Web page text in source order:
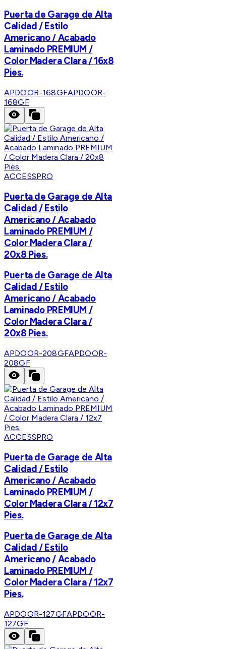
Puerta de Garage de Alta
Calidad / Estilo
Americano / Acabado
Laminado PREMIUM /
Color Madera Clara / 16x8
Pies.
APDOOR-168GFAPDOOR-
168GF
ACCESSPRO
Puerta de Garage de Alta
Calidad / Estilo
Americano / Acabado
Laminado PREMIUM /
Color Madera Clara /
20x8 Pies.
Puerta de Garage de Alta
Calidad / Estilo
Americano / Acabado
Laminado PREMIUM /
Color Madera Clara /
20x8 Pies.
APDOOR-208GFAPDOOR-
208GF
ACCESSPRO
Puerta de Garage de Alta
Calidad / Estilo
Americano / Acabado
Laminado PREMIUM /
Color Madera Clara / 12x7
Pies.
Puerta de Garage de Alta
Calidad / Estilo
Americano / Acabado
Laminado PREMIUM /
Color Madera Clara / 12x7
Pies.
APDOOR-127GFAPDOOR-
127GF